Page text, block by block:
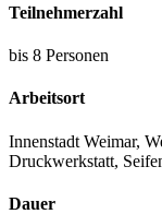
Teilnehmerzahl
bis 8 Personen
Arbeitsort
Innenstadt Weimar,
Druckwerkstatt,
Dauer